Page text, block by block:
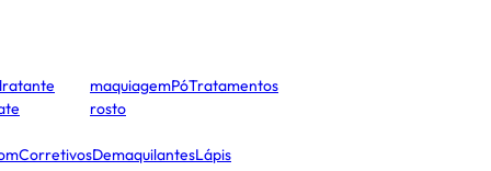
CorretivosDemaquilantesLápis
maquiagemPóTratamentos
rosto